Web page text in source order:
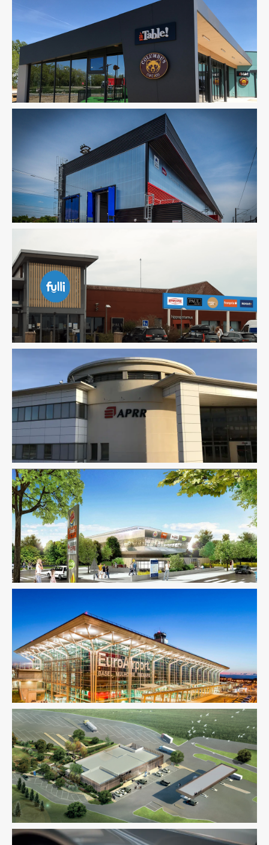
Fluides Infrastructure Ingenierie TCE
Pilotage D'opération /
MOEX Structure VRD
Infrastructure Ingenierie TCE Pilotage D'opération /
MOEX
Thermique VRD
Ingenierie TCE
Acoustique Économie De La Construction Fluides
Infrastructure Structure
AMO Infrastructure
Fluides Infrastructure Ingenierie TCE Pilotage D'opération /
MOEX Structure VRD
Fluides Infrastructure Ingenierie TCE Pilotage D'opération /
MOEX Structure VRD